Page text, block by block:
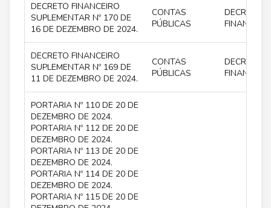
DECRETO FINANCEIRO
SUPLEMENTAR Nº 170 DE
16 DE DEZEMBRO DE 2024.
CONTAS
PÚBLICAS
DECRETO
DECRETO FINANCEIRO
SUPLEMENTAR Nº 169 DE
11 DE DEZEMBRO DE 2024.
CONTAS
PÚBLICAS
DECRETO
PORTARIA Nº 110 DE 20 DE
DEZEMBRO DE 2024.
PORTARIA Nº 112 DE 20 DE
DEZEMBRO DE 2024.
PORTARIA Nº 113 DE 20 DE
DEZEMBRO DE 2024.
PORTARIA Nº 114 DE 20 DE
DEZEMBRO DE 2024.
PORTARIA Nº 115 DE 20 DE